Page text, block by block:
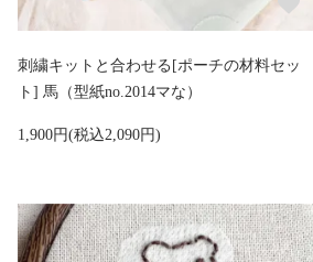
刺繍キットと合わせる[ポーチの材料セッ
ト] 馬（型紙no.2014マな）
1,900円(税込2,090円)